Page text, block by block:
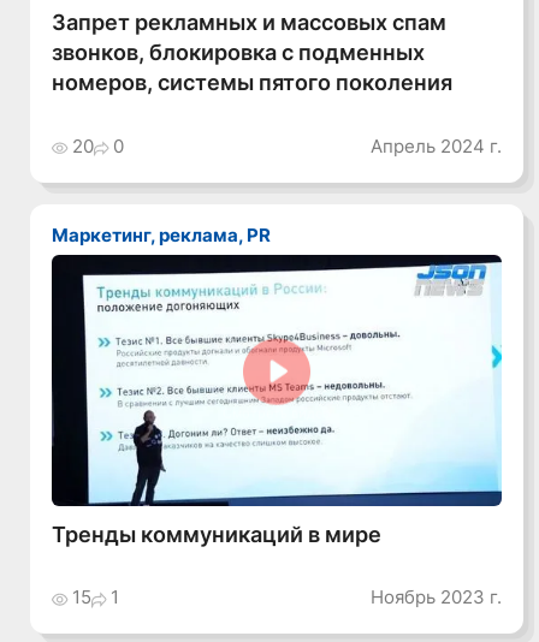
Запрет рекламных и массовых спам
звонков, блокировка с подменных
номеров, системы пятого поколения
20 0 Апрель 2024 г.
Маркетинг, реклама, PR
Тренды коммуникаций в мире
15 1 Ноябрь 2023 г.